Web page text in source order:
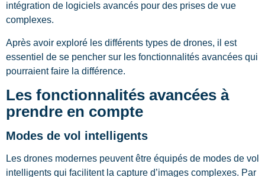
intégration de logiciels avancés pour des prises de vue
complexes.
Après avoir exploré les différents types de drones, il est
essentiel de se pencher sur les fonctionnalités avancées qui
pourraient faire la différence.
Les fonctionnalités avancées à
prendre en compte
Modes de vol intelligents
Les drones modernes peuvent être équipés de modes de vol
intelligents qui facilitent la capture d’images complexes. Par